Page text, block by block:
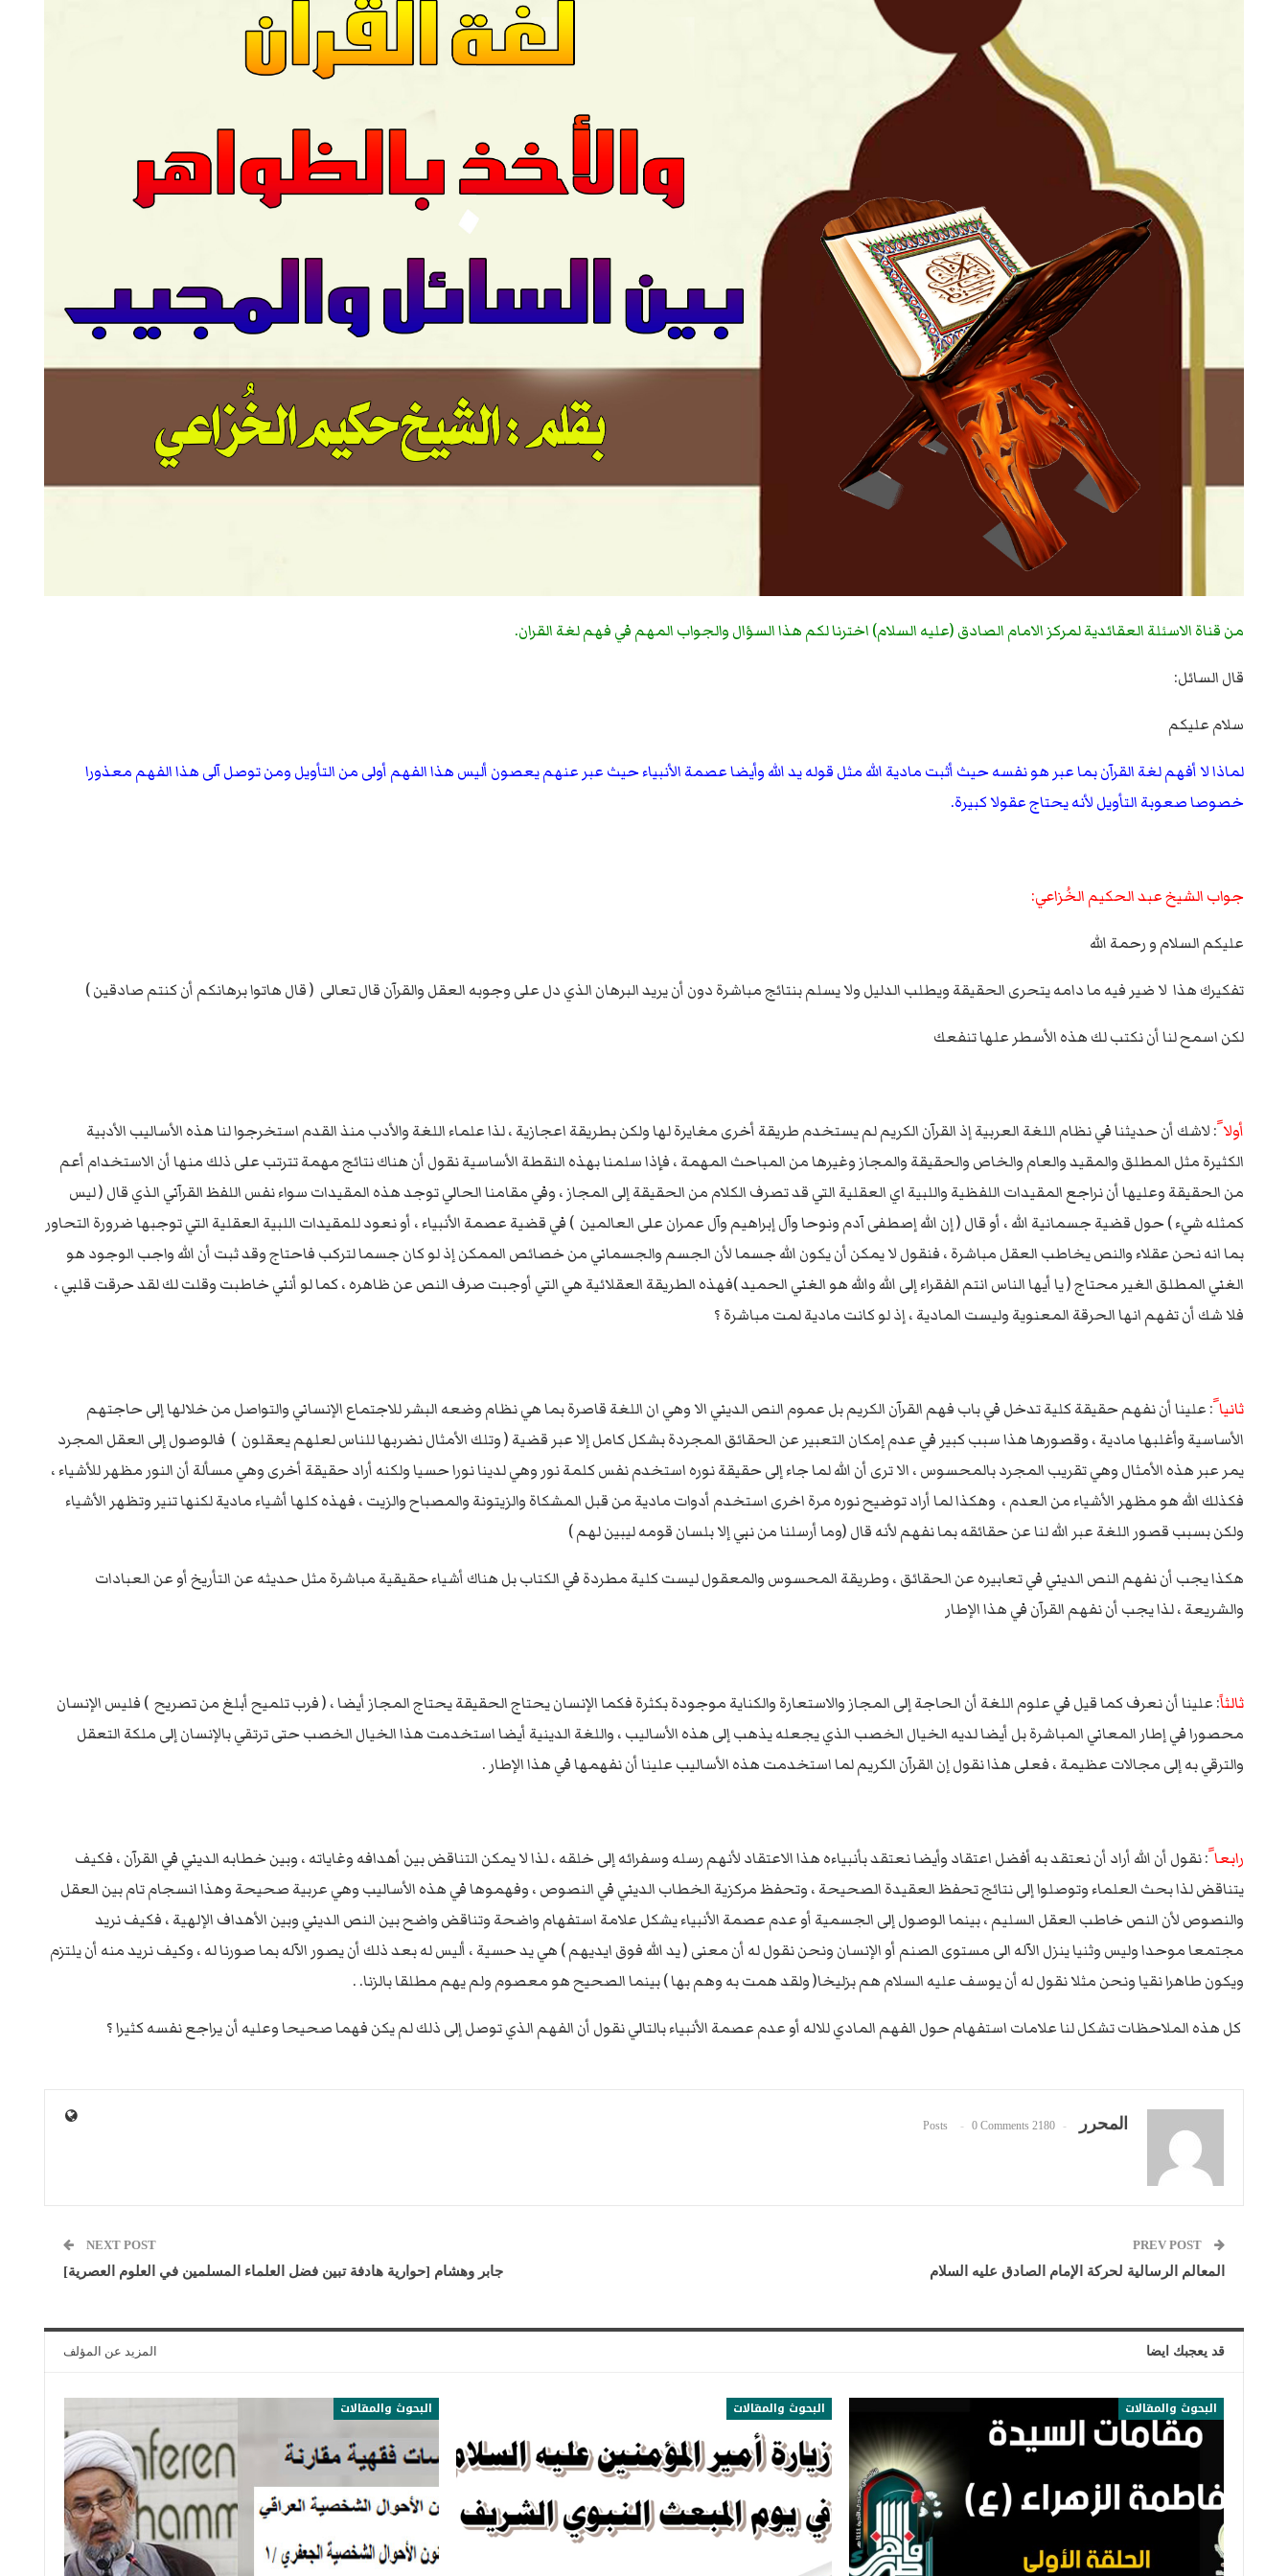
من قناة الاسئلة العقائدية لمركز الامام الصادق (عليه السلام) اخترنا لكم هذا السؤال والجواب المهم في فهم لغة القران.
قال السائل:
سلام عليكم
لماذا لا أفهم لغة القرآن بما عبر هو نفسه حيث أثبت مادية الله مثل قوله يد الله وأيضا عصمة الأنبياء حيث عبر عنهم يعصون أليس هذا الفهم أولى من التأويل ومن توصل آلى هذا الفهم معذورا
خصوصا صعوبة التأويل لأنه يحتاج عقولا كبيرة.
جواب الشيخ عبد الحكيم الخُزاعي:
عليكم السلام و رحمة الله
تفكيرك هذا لا ضير فيه ما دامه يتحرى الحقيقة ويطلب الدليل ولا يسلم بنتائج مباشرة دون أن يريد البرهان الذي دل على وجوبه العقل والقرآن قال تعالى ( قال هاتوا برهانكم أن كنتم صادقين )
لكن اسمح لنا أن نكتب لك هذه الأسطر علها تنفعك
أولا ً: لاشك أن حديثنا في نظام اللغة العربية إذ القرآن الكريم لم يستخدم طريقة أخرى مغايرة لها ولكن بطريقة اعجازية ، لذا علماء اللغة والأدب منذ القدم استخرجوا لنا هذه الأساليب الأدبية
الكثيرة مثل المطلق والمقيد والعام والخاص والحقيقة والمجاز وغيرها من المباحث المهمة ، فإذا سلمنا بهذه النقطة الأساسية نقول أن هناك نتائج مهمة تترتب على ذلك منها أن الاستخدام أعم
من الحقيقة وعليها أن نراجع المقيدات اللفظية واللبية اي العقلية التي قد تصرف الكلام من الحقيقة إلى المجاز ، وفي مقامنا الحالي توجد هذه المقيدات سواء نفس اللفظ القرآني الذي قال ( ليس
كمثله شيء ) حول قضية جسمانية الله ، أو قال ( إن الله إصطفى آدم ونوحا وآل إبراهيم وآل عمران على العالمين ) في قضية عصمة الأنبياء ، أو نعود للمقيدات اللبية العقلية التي توجبها ضرورة التحاور
بما انه نحن عقلاء والنص يخاطب العقل مباشرة ، فنقول لا يمكن أن يكون الله جسما لأن الجسم والجسماني من خصائص الممكن إذ لو كان جسما لتركب فاحتاج وقد ثبت أن الله واجب الوجود هو
الغني المطلق الغير محتاج ( يا أيها الناس انتم الفقراء إلى الله والله هو الغني الحميد )فهذه الطريقة العقلائية هي التي أوجبت صرف النص عن ظاهره ، كما لو أنني خاطبت وقلت لك لقد حرقت قلبي ،
فلا شك أن تفهم انها الحرقة المعنوية وليست المادية ، إذ لو كانت مادية لمت مباشرة ؟
ثانيا ً: علينا أن نفهم حقيقة كلية تدخل في باب فهم القرآن الكريم بل عموم النص الديني الا وهي ان اللغة قاصرة بما هي نظام وضعه البشر للاجتماع الإنساني والتواصل من خلالها إلى حاجتهم
الأساسية وأغلبها مادية ، وقصورها هذا سبب كبير في عدم إمكان التعبير عن الحقائق المجردة بشكل كامل إلا عبر قضية ( وتلك الأمثال نضربها للناس لعلهم يعقلون ) فالوصول إلى العقل المجرد
يمر عبر هذه الأمثال وهي تقريب المجرد بالمحسوس ، الا ترى أن الله لما جاء إلى حقيقة نوره استخدم نفس كلمة نور وهي لدينا نورا حسيا ولكنه أراد حقيقة أخرى وهي مسألة أن النور مظهر للأشياء ،
فكذلك الله هو مظهر الأشياء من العدم ، وهكذا لما أراد توضيح نوره مرة اخرى استخدم أدوات مادية من قبل المشكاة والزيتونة والمصباح والزيت ، فهذه كلها أشياء مادية لكنها تنير وتظهر الأشياء
ولكن بسبب قصور اللغة عبر الله لنا عن حقائقه بما نفهم لأنه قال (وما أرسلنا من نبي إلا بلسان قومه ليبين لهم )
هكذا يجب أن نفهم النص الديني في تعابيره عن الحقائق ، وطريقة المحسوس والمعقول ليست كلية مطردة في الكتاب بل هناك أشياء حقيقية مباشرة مثل حديثه عن التأريخ أو عن العبادات
والشريعة ، لذا يجب أن نفهم القرآن في هذا الإطار
ثالثاً: علينا أن نعرف كما قيل في علوم اللغة أن الحاجة إلى المجاز والاستعارة والكناية موجودة بكثرة فكما الإنسان يحتاج الحقيقة يحتاج المجاز أيضا ، ( فرب تلميح أبلغ من تصريح ) فليس الإنسان
محصورا في إطار المعاني المباشرة بل أيضا لديه الخيال الخصب الذي يجعله يذهب إلى هذه الأساليب ، واللغة الدينية أيضا استخدمت هذا الخيال الخصب حتى ترتقي بالإنسان إلى ملكة التعقل
والترقي به إلى مجالات عظيمة ، فعلى هذا نقول إن القرآن الكريم لما استخدمت هذه الأساليب علينا أن نفهمها في هذا الإطار .
رابعا ً: نقول أن الله أراد أن نعتقد به أفضل اعتقاد وأيضا نعتقد بأنبياءه هذا الاعتقاد لأنهم رسله وسفرائه إلى خلقه ، لذا لا يمكن التناقض بين أهدافه وغاياته ، وبين خطابه الديني في القرآن ، فكيف
يتناقض لذا بحث العلماء وتوصلوا إلى نتائج تحفظ العقيدة الصحيحة ، وتحفظ مركزية الخطاب الديني في النصوص ، وفهموها في هذه الأساليب وهي عربية صحيحة وهذا انسجام تام بين العقل
والنصوص لأن النص خاطب العقل السليم ، بينما الوصول إلى الجسمية أو عدم عصمة الأنبياء يشكل علامة استفهام واضحة وتناقض واضح بين النص الديني وبين الأهداف الإلهية ، فكيف نريد
مجتمعا موحدا وليس وثنيا ينزل الآله الى مستوى الصنم أو الإنسان ونحن نقول له أن معنى ( يد الله فوق ايديهم ) هي يد حسية ، أليس له بعد ذلك أن يصور الآله بما صورنا له ، وكيف نريد منه أن يلتزم
ويكون طاهرا نقيا ونحن مثلا نقول له أن يوسف عليه السلام هم بزليخا( ولقد همت به وهم بها ) بينما الصحيح هو معصوم ولم يهم مطلقا بالزنا. .
كل هذه الملاحظات تشكل لنا علامات استفهام حول الفهم المادي للاله أو عدم عصمة الأنبياء بالتالي نقول أن الفهم الذي توصل إلى ذلك لم يكن فهما صحيحا وعليه أن يراجع نفسه كثيرا ؟
المحرر 2180 Posts
0 Comments
المعالم الرسالية لحركة الإمام الصادق عليه السلام
NEXT POST
جابر وهشام [حوارية هادفة تبين فضل العلماء المسلمين في العلوم العصرية]
قد يعجبك ايضا المزيد عن المؤلف
البحوث والمقالات البحوث والمقالات البحوث والمقالات